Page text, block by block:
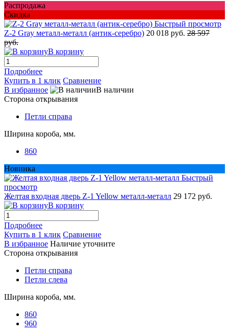
Распродажа
Скидка
Быстрый просмотр
Z-2 Gray металл-металл (антик-серебро) 20 018 руб. 28 597
руб.
В корзину
Подробнее
Купить в 1 клик Сравнение
В избранное
В наличии
Сторона открывания
Петли справа
Ширина короба, мм.
860
Новинка
Быстрый
просмотр
Желтая входная дверь Z-1 Yellow металл-металл 29 172 руб.
В корзину
Подробнее
Купить в 1 клик Сравнение
В избранное Наличие уточните
Сторона открывания
Петли справа
Петли слева
Ширина короба, мм.
860
960